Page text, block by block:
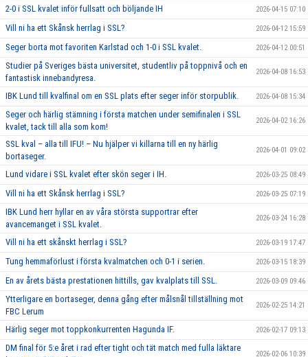
2-0 i SSL kvalet inför fullsatt och böljande IH 2026-04-15 07:10
Vill ni ha ett Skånsk herrlag i SSL? 2026-04-12 15:59
Seger borta mot favoriten Karlstad och 1-0 i SSL kvalet. 2026-04-12 00:51
Studier på Sveriges bästa universitet, studentliv på toppnivå och en
fantastisk innebandyresa.
2026-04-08 16:53
IBK Lund till kvalfinal om en SSL plats efter seger inför storpublik. 2026-04-08 15:34
Seger och härlig stämning i första matchen under semifinalen i SSL
kvalet, tack till alla som kom!
2026-04-02 16:26
SSL kval – alla till IFU! – Nu hjälper vi killarna till en ny härlig
bortaseger.
2026-04-01 09:02
Lund vidare i SSL kvalet efter skön seger i IH. 2026-03-25 08:49
Vill ni ha ett Skånsk herrlag i SSL? 2026-03-25 07:19
IBK Lund herr hyllar en av våra största supportrar efter
avancemanget i SSL kvalet.
2026-03-24 16:28
Vill ni ha ett skånskt herrlag i SSL? 2026-03-19 17:47
Tung hemmaförlust i första kvalmatchen och 0-1 i serien. 2026-03-15 18:39
En av årets bästa prestationen hittills, gav kvalplats till SSL. 2026-03-09 09:46
Ytterligare en bortaseger, denna gång efter målsnål tillställning mot
FBC Lerum
2026-02-25 14:21
Härlig seger mot toppkonkurrenten Hagunda IF. 2026-02-17 09:13
DM final för 5:e året i rad efter tight och tät match med fulla läktare
2026-02-06 10:39